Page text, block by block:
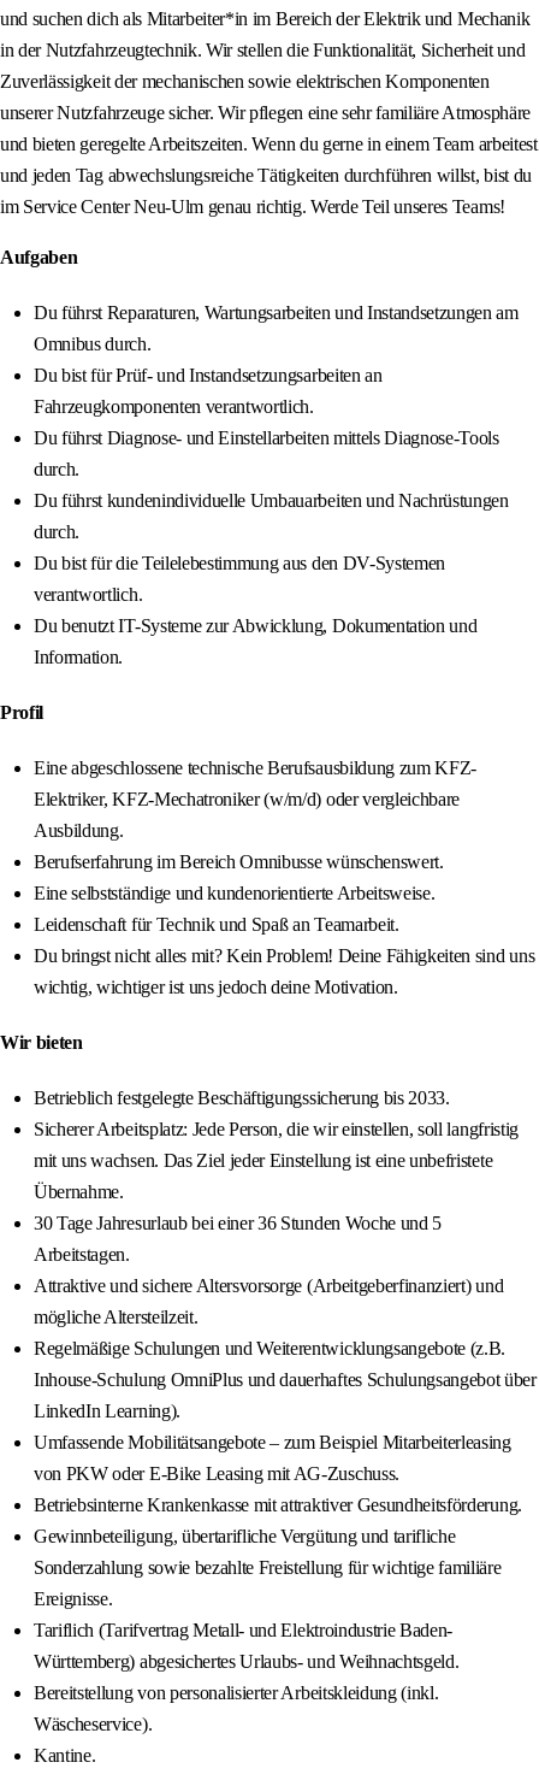
und suchen dich als Mitarbeiter*in im Bereich der Elektrik und Mechanik
in der Nutzfahrzeugtechnik. Wir stellen die Funktionalität, Sicherheit und
Zuverlässigkeit der mechanischen sowie elektrischen Komponenten
unserer Nutzfahrzeuge sicher. Wir pflegen eine sehr familiäre Atmosphäre
und bieten geregelte Arbeitszeiten. Wenn du gerne in einem Team arbeitest
und jeden Tag abwechslungsreiche Tätigkeiten durchführen willst, bist du
im Service Center Neu-Ulm genau richtig. Werde Teil unseres Teams!
Aufgaben
Du führst Reparaturen, Wartungsarbeiten und Instandsetzungen am
Omnibus durch.
Du bist für Prüf- und Instandsetzungsarbeiten an
Fahrzeugkomponenten verantwortlich.
Du führst Diagnose- und Einstellarbeiten mittels Diagnose-Tools
durch.
Du führst kundenindividuelle Umbauarbeiten und Nachrüstungen
durch.
Du bist für die Teilelebestimmung aus den DV-Systemen
verantwortlich.
Du benutzt IT-Systeme zur Abwicklung, Dokumentation und
Information.
Profil
Eine abgeschlossene technische Berufsausbildung zum KFZ-
Elektriker, KFZ-Mechatroniker (w/m/d) oder vergleichbare
Ausbildung.
Berufserfahrung im Bereich Omnibusse wünschenswert.
Eine selbstständige und kundenorientierte Arbeitsweise.
Leidenschaft für Technik und Spaß an Teamarbeit.
Du bringst nicht alles mit? Kein Problem! Deine Fähigkeiten sind uns
wichtig, wichtiger ist uns jedoch deine Motivation.
Wir bieten
Betrieblich festgelegte Beschäftigungssicherung bis 2033.
Sicherer Arbeitsplatz: Jede Person, die wir einstellen, soll langfristig
mit uns wachsen. Das Ziel jeder Einstellung ist eine unbefristete
Übernahme.
30 Tage Jahresurlaub bei einer 36 Stunden Woche und 5
Arbeitstagen.
Attraktive und sichere Altersvorsorge (Arbeitgeberfinanziert) und
mögliche Altersteilzeit.
Regelmäßige Schulungen und Weiterentwicklungsangebote (z.B.
Inhouse-Schulung OmniPlus und dauerhaftes Schulungsangebot über
LinkedIn Learning).
Umfassende Mobilitätsangebote – zum Beispiel Mitarbeiterleasing
von PKW oder E-Bike Leasing mit AG-Zuschuss.
Betriebsinterne Krankenkasse mit attraktiver Gesundheitsförderung.
Gewinnbeteiligung, übertarifliche Vergütung und tarifliche
Sonderzahlung sowie bezahlte Freistellung für wichtige familiäre
Ereignisse.
Tariflich (Tarifvertrag Metall- und Elektroindustrie Baden-
Württemberg) abgesichertes Urlaubs- und Weihnachtsgeld.
Bereitstellung von personalisierter Arbeitskleidung (inkl.
Wäscheservice).
Kantine.